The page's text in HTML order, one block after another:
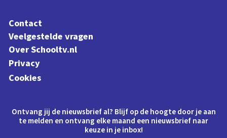
Contact
Veelgestelde vragen
Over Schooltv.nl
Privacy
Cookies
Ontvang jij de nieuwsbrief al? Blijf op de hoogte door je aan
te melden en ontvang elke maand een nieuwsbrief naar
keuze in je inbox!